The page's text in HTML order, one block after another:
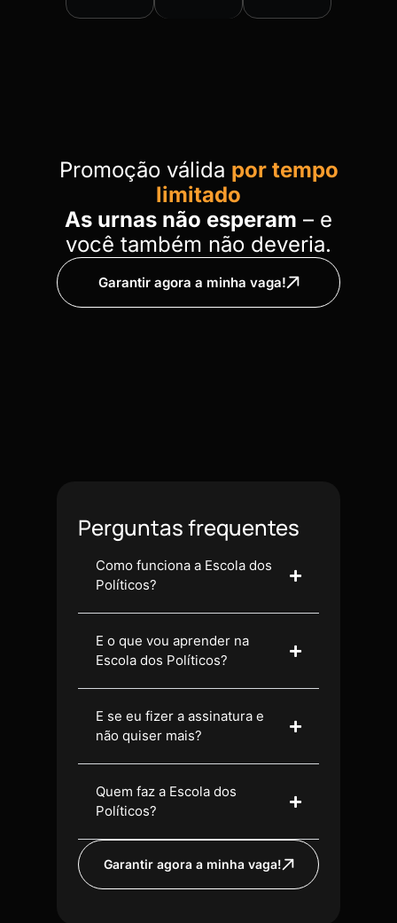
Promoção válida por tempo
limitado
As urnas não esperam – e
você também não deveria.
Garantir agora a minha vaga!
Perguntas frequentes
Como funciona a Escola dos
Políticos?
E o que vou aprender na
Escola dos Políticos?
E se eu fizer a assinatura e
não quiser mais?
Quem faz a Escola dos
Políticos?
Garantir agora a minha vaga!